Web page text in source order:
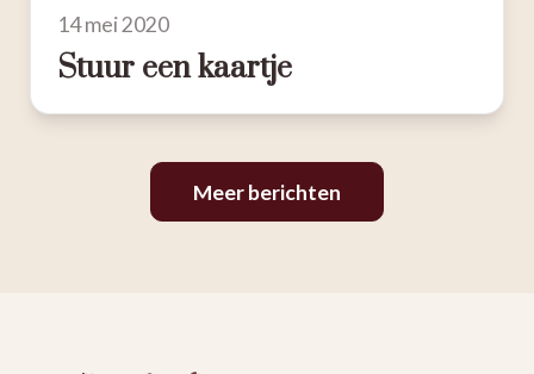
14 mei 2020
Stuur een kaartje
Meer berichten